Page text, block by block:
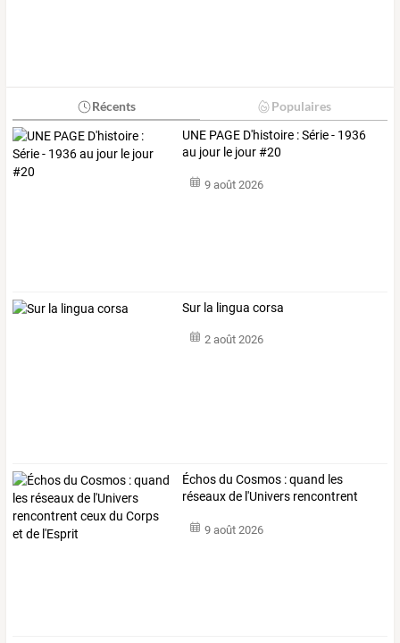
Récents Populaires
UNE PAGE D'histoire : Série - 1936
au jour le jour #20
9 août 2026
Sur la lingua corsa
2 août 2026
Échosdu Cosmos :quand les
réseauxde l'Univers rencontrent
9 août 2026